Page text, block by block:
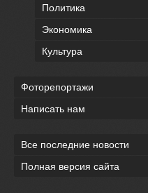
Политика
Экономика
Культура
Фоторепортажи
Написать нам
Все последние новости
Полная версия сайта